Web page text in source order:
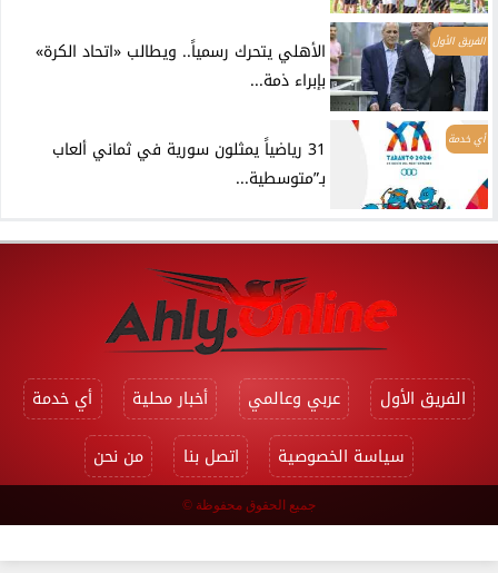
الفريق الأول
الأهلي يتحرك رسمياً.. ويطالب «اتحاد الكرة»
بإبراء ذمة...
أي خدمة
31 رياضياً يمثلون سورية في ثماني ألعاب
بـ”متوسطية...
الفريق الأول عربي وعالمي أخبار محلية
أي خدمة
سياسة الخصوصية
اتصل بنا من نحن
جميع الحقوق محفوظة ©